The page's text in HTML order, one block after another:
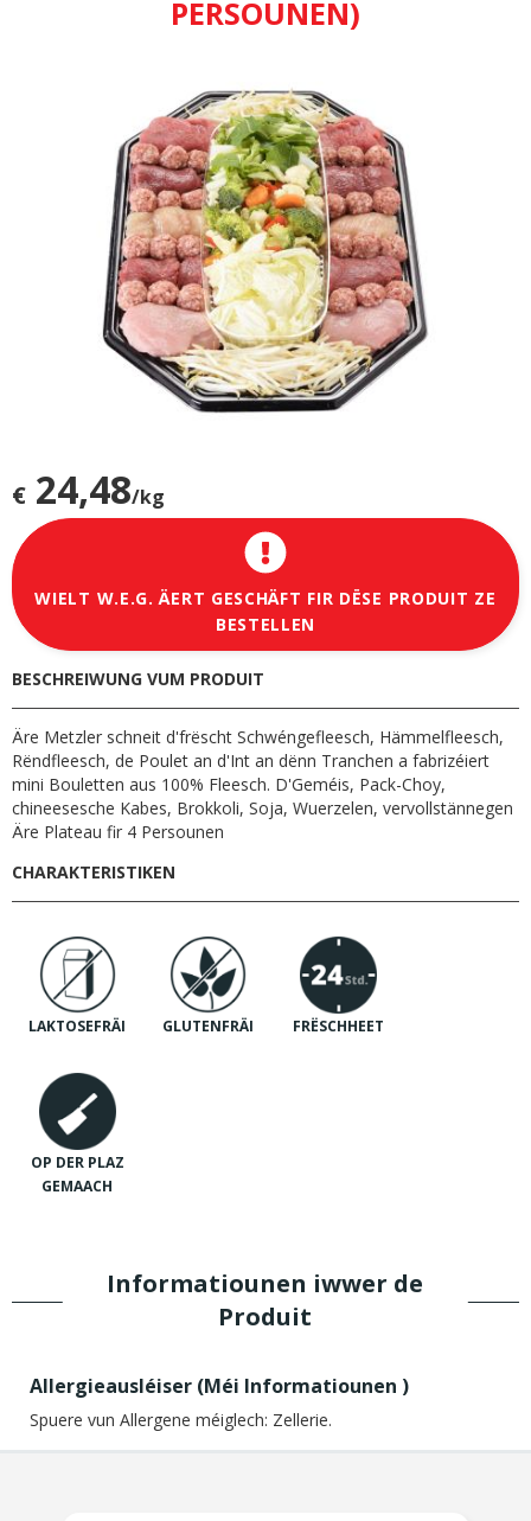
PERSOUNEN)
€ 24,48/kg
WIELT W.E.G. ÄERT GESCHÄFT FIR DËSE PRODUIT ZE
BESTELLEN
BESCHREIWUNG VUM PRODUIT
Äre Metzler schneit d'frëscht Schwéngefleesch, Hämmelfleesch,
Rëndfleesch, de Poulet an d'Int an dënn Tranchen a fabrizéiert
mini Bouletten aus 100% Fleesch. D'Geméis, Pack-Choy,
chineesesche Kabes, Brokkoli, Soja, Wuerzelen, vervollstännegen
Äre Plateau fir 4 Persounen
CHARAKTERISTIKEN
LAKTOSEFRÄI GLUTENFRÄI FRËSCHHEET
OP DER PLAZ
GEMAACH
Informatiounen iwwer de
Produit
Allergieausléiser (Méi Informatiounen )
Spuere vun Allergene méiglech: Zellerie.